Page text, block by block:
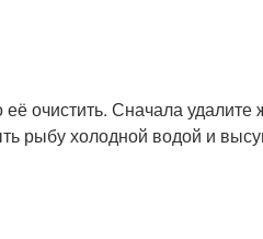
её очистить. Сначала
рыбу холодной водой и